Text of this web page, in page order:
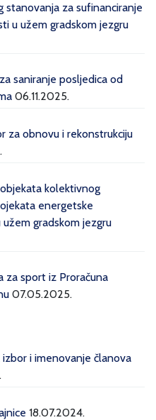
za sufinanciranje
u užem gradskom jezgru
saniranje posljedica od
06.11.2025.
za obnovu i rekonstrukciju
kolektivnog
energetske
gradskom jezgru
za sport iz Proračuna
07.05.2025.
izbor i imenovanje članova
18.07.2024.